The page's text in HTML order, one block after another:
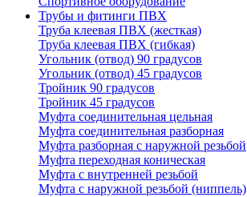
Трубы и фитинги ПВХ
Труба клеевая ПВХ (жесткая)
Труба клеевая ПВХ (гибкая)
Угольник (отвод) 90 градусов
Угольник (отвод) 45 градусов
Тройник 90 градусов
Тройник 45 градусов
Муфта соединительная цельная
Муфта соединительная разборная
Муфта разборная с наружной резьбой
Муфта переходная коническая
Муфта с внутренней резьбой
Муфта с наружной резьбой (ниппель)